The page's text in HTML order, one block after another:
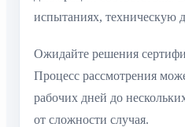
испытаниях, техническую
Ожидайте решения
Процесс рассмотрения
рабочих дней до
от сложности случая.